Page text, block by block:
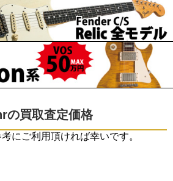
の買取査定価格
にご利用頂ければ幸いです。